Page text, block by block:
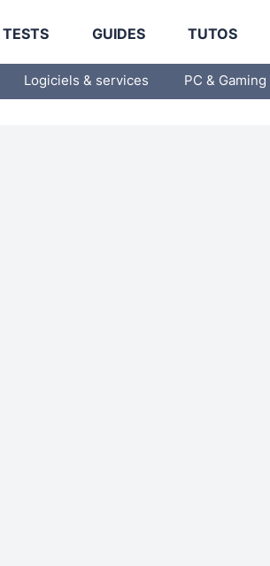
TESTS GUIDES TUTOS
Logiciels & services PC & Gaming